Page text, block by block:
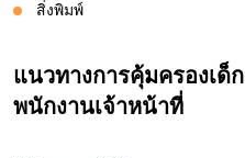
สิ่งพิมพ์
แนวทางการคุ้มครองเด็
พนักงานเจ้าหน้าที่